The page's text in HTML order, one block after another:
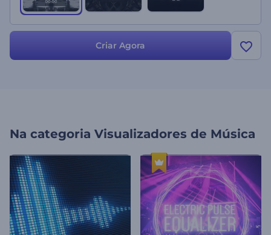
Criar Agora
Na categoria Visualizadores de Música